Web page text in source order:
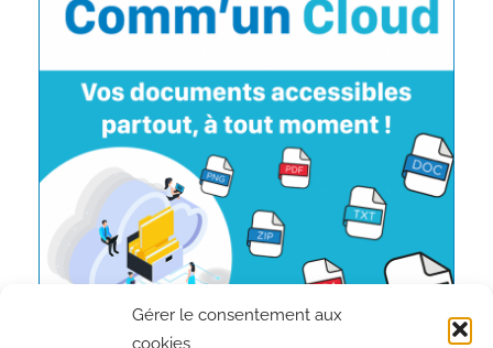
Gérer le consentement aux
cookies